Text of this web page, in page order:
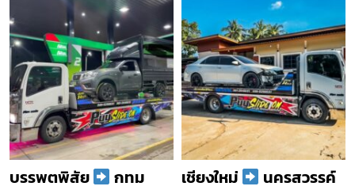
บรรพตพิสัย กทม เชียงใหม่ นครสวรรค์